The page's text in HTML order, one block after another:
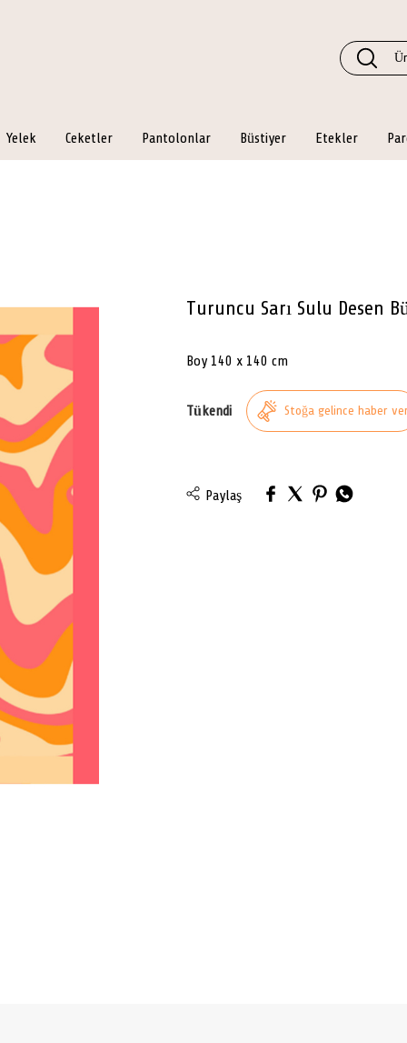
Yelek Ceketler Pantolonlar Büstiyer Etekler
Turuncu Sarı Sulu Desen
Boy 140 x 140 cm
Tükendi
Stoğa gelince haber
Paylaş